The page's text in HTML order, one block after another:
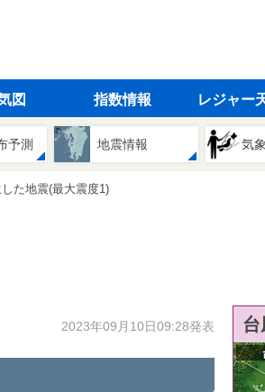
図 指数情報 レジャー
予測 地震情報 気
た地震(最大震度1)
2023年09月10日09:28発表